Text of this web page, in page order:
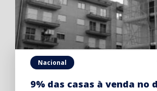
Nacional
9% das casas à venda no